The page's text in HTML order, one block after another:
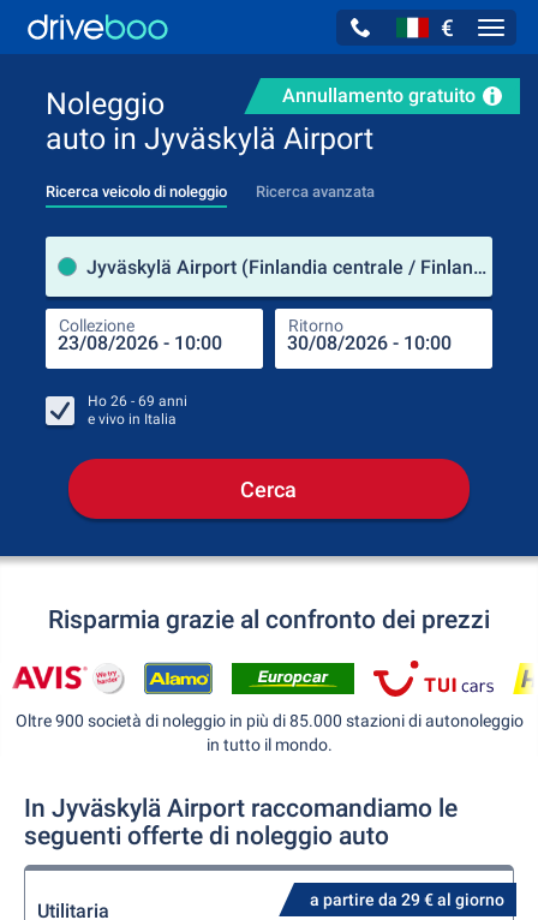
€
Annullamento gratuito
Noleggio
auto in Jyväskylä Airport
Ricerca veicolo di noleggio Ricerca avanzata
Jyväskylä Airport (Finlandia centrale / Finlandia)
Collezione Ritorno
Ho 26 - 69 anni
e vivo in Italia
Cerca
Risparmia grazie al confronto dei prezzi
Oltre 900 società di noleggio in più di 85.000 stazioni di autonoleggio
in tutto il mondo.
In Jyväskylä Airport raccomandiamo le
seguenti offerte di noleggio auto
a partire da 29 € al giorno
Utilitaria